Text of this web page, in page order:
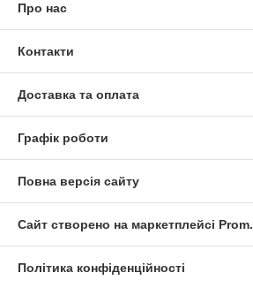
Про нас
Контакти
Доставка та оплата
Графік роботи
Повна версія сайту
Сайт створено на маркетплейсі
Політика конфіденційності